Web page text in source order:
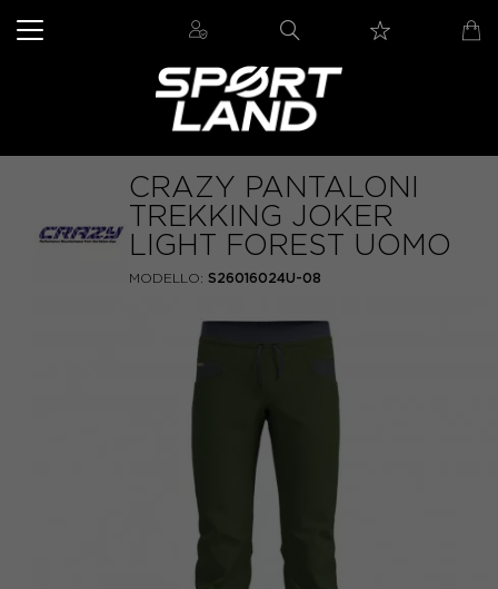
CRAZY PANTALONI
TREKKING JOKER
LIGHT FOREST UOMO
MODELLO: S26016024U-08